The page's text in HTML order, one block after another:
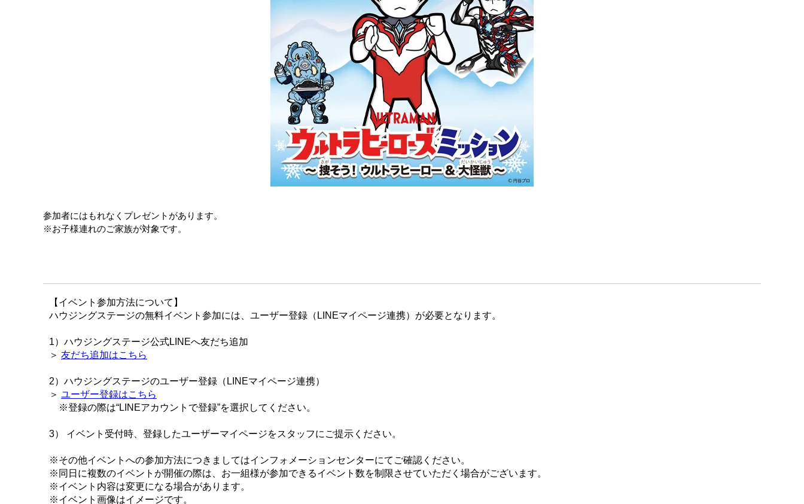
参加者にはもれなくプレゼントがあります。
※お子様連れのご家族が対象です。
【イベント参加方法について】
ハウジングステージの無料イベント参加には、ユーザー登録（LINEマイページ連携）が必要となります。
1）ハウジングステージ公式LINEへ友だち追加
＞ 友だち追加はこちら
2）ハウジングステージのユーザー登録（LINEマイページ連携）
＞ ユーザー登録はこちら
※登録の際は“LINEアカウントで登録”を選択してください。
3） イベント受付時、登録したユーザーマイページをスタッフにご提示ください。
※その他イベントへの参加方法につきましてはインフォメーションセンターにてご確認ください。
※同日に複数のイベントが開催の際は、お一組様が参加できるイベント数を制限させていただく場合がございます。
※イベント内容は変更になる場合があります。
※イベント画像はイメージです。